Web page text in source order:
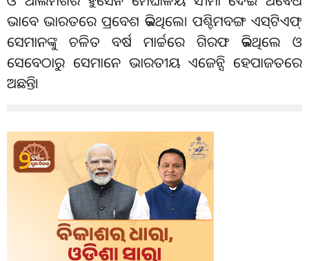
ଭାବେ ଭାରତରେ ପ୍ରବେଶ କରିଥିଲେ। ପଶ୍ଚିମବଙ୍ଗ ଏସ୍‌ଟିଏଫ୍‌
ସେମାନଙ୍କୁ ଚଳିତ ବର୍ଷ ମାର୍ଚ୍ଚରେ ଗିରଫ କରିଥିଲେ ଓ
ସେବେଠାରୁ ସେମାନେ ଭାରତୀୟ ଏଜେନ୍ସି ହେପାଜତରେ
ଅଛନ୍ତି।